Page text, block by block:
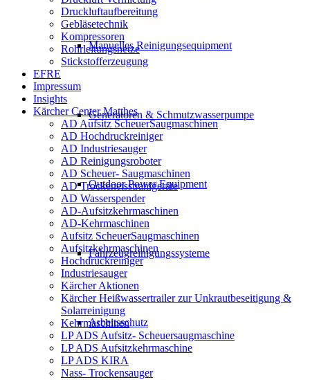
Manuelles Reinigungsequipment
Generatoren & Schmutzwasserpumpe
Outdoor Power Equipment
Fahrzeugreinigungssysteme
Arbeitsschutz
Druckluftaufbereitung
Gebläsetechnik
Kompressoren
Rohrleitungsnetze
Stickstofferzeugung
EFRE
Impressum
Insights
Kärcher Center Matthes
AD Aufsitz ScheuerSaugmaschinen
AD Hochdruckreiniger
AD Industriesauger
AD Reinigungsroboter
AD Scheuer- Saugmaschinen
AD Trockeneisstrahlgeräte
AD Wasserspender
AD-Aufsitzkehrmaschinen
AD-Kehrmaschinen
Aufsitz ScheuerSaugmaschinen
Aufsitzkehrmaschinen
Hochdruckreiniger
Industriesauger
Kärcher Aktionen
Kärcher Heißwassertrailer zur Unkrautbeseitigung &
Solarreinigung
Kehrmaschinen
LP ADS Aufsitz- Scheuersaugmaschine
LP ADS Aufsitzkehrmaschine
LP ADS KIRA
Nass- Trockensauger